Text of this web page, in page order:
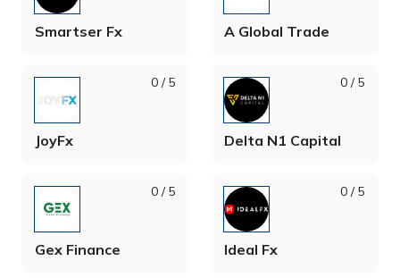
Smartser Fx A Global Trade
0 / 5
JoyFx
0 / 5
Delta N1 Capital
0 / 5
Gex Finance
0 / 5
Ideal Fx